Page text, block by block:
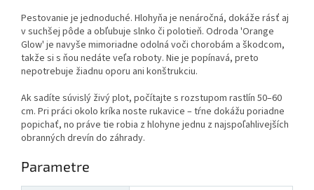
Pestovanie je jednoduché. Hlohyňa je nenáročná, dokáže rásť aj
v suchšej pôde a obľubuje slnko či polotieň. Odroda 'Orange
Glow' je navyše mimoriadne odolná voči chorobám a škodcom,
takže si s ňou nedáte veľa roboty. Nie je popínavá, preto
nepotrebuje žiadnu oporu ani konštrukciu.
Ak sadíte súvislý živý plot, počítajte s rozstupom rastlín 50–60
cm. Pri práci okolo kríka noste rukavice – tŕne dokážu poriadne
popichať, no práve tie robia z hlohyne jednu z najspoľahlivejších
obranných drevín do záhrady.
Parametre